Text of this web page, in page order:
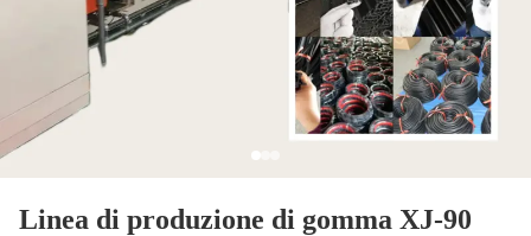
Linea di produzione di gomma XJ-90